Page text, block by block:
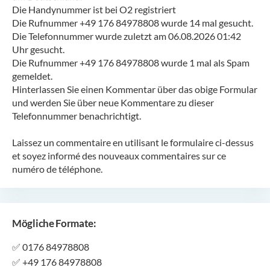
Die Handynummer ist bei O2 registriert
Die Rufnummer +49 176 84978808 wurde 14 mal gesucht.
Die Telefonnummer wurde zuletzt am 06.08.2026 01:42
Uhr gesucht.
Die Rufnummer +49 176 84978808 wurde 1 mal als Spam
gemeldet.
Hinterlassen Sie einen Kommentar über das obige Formular
und werden Sie über neue Kommentare zu dieser
Telefonnummer benachrichtigt.
Laissez un commentaire en utilisant le formulaire ci-dessus
et soyez informé des nouveaux commentaires sur ce
numéro de téléphone.
Mögliche Formate:
✅ 0176 84978808
✅ +49 176 84978808